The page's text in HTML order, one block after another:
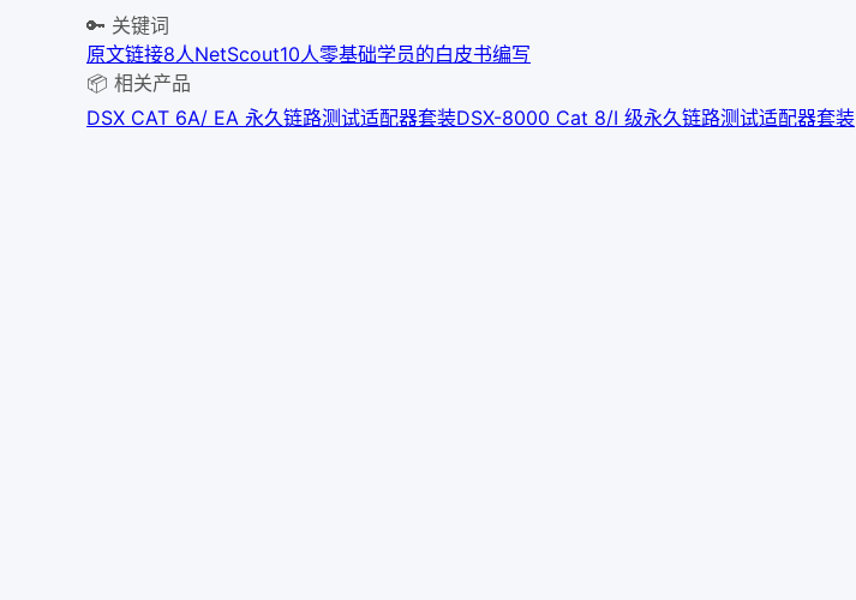
🔑 关键词
原文链接8人NetScout10人零基础学员的白皮书编写
📦 相关产品
DSX CAT 6A/ EA 永久链路测试适配器套装DSX-8000 Cat 8/I 级永久链路测试适配器套装